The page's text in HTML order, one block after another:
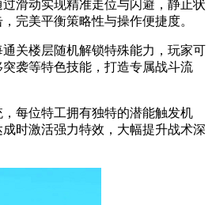
滑动实现精准走位与闪避，静止状
完美平衡策略性与操作便捷度。
关楼层随机解锁特殊能力，玩家可
袭等特色技能，打造专属战斗流
每位特工拥有独特的潜能触发机
时激活强力特效，大幅提升战术深